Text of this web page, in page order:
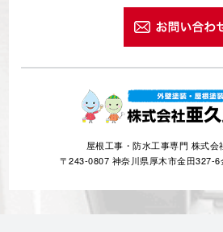
屋根工事・防水工事専門 株式会
〒243-0807 神奈川県厚木市金田327-